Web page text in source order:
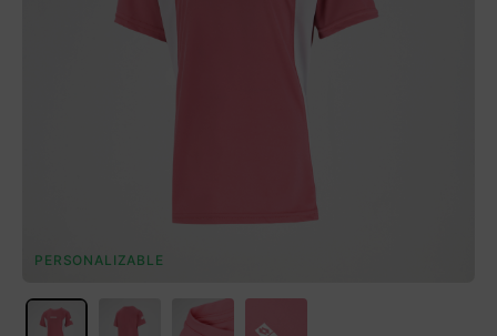
PERSONALIZABLE